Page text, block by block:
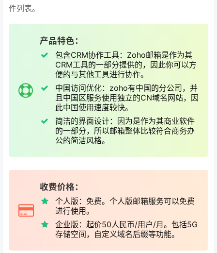
件列表。
产品特色：
包含CRM协作工具：Zoho邮箱是作为其
CRM工具的一部分提供的，因此你可以方
便的与其他工具进行协作。
中国访问优化：zoho有中国的分公司，并
且中国区服务使用独立的CN域名网站，因
此中国使用速度较快。
简洁的界面设计：因为是作为其商业软件
的一部分，所以邮箱整体比较符合商务办
公的简洁风格。
收费价格：
个人版：免费。个人版邮箱服务可以免费
进行使用。
企业版：起价50人民币/用户/月。包括5G
存储空间，自定义域名后缀等功能。